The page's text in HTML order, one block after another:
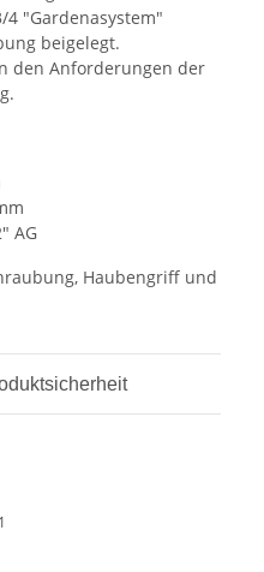
4 "Gardenasystem"
beigelegt.
den Anforderungen der
AG
Haubengriff und